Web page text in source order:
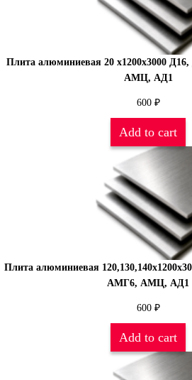
Плита алюминиевая 20 х1200х3000
АМЦ, АД1
600 ₽
Add to cart
Плита алюминиевая
АМГ6, АМЦ, АД1
600 ₽
Add to cart